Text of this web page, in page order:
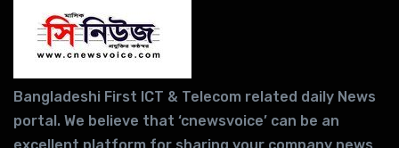
Bangladeshi First ICT & Telecom related daily News
portal. We believe that ‘cnewsvoice’ can be an